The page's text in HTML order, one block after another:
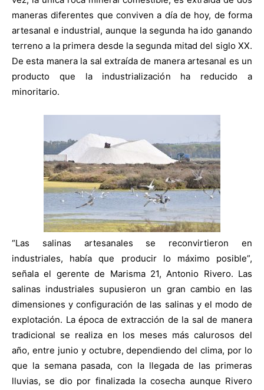
maneras diferentes que conviven a día de hoy, de forma
artesanal e industrial, aunque la segunda ha ido ganando
terreno a la primera desde la segunda mitad del siglo XX.
De esta manera la sal extraída de manera artesanal es un
producto que la industrialización ha reducido a
minoritario.
“Las salinas artesanales se reconvirtieron en
industriales, había que producir lo máximo posible”,
señala el gerente de Marisma 21, Antonio Rivero. Las
salinas industriales supusieron un gran cambio en las
dimensiones y configuración de las salinas y el modo de
explotación. La época de extracción de la sal de manera
tradicional se realiza en los meses más calurosos del
año, entre junio y octubre, dependiendo del clima, por lo
que la semana pasada, con la llegada de las primeras
lluvias, se dio por finalizada la cosecha aunque Rivero